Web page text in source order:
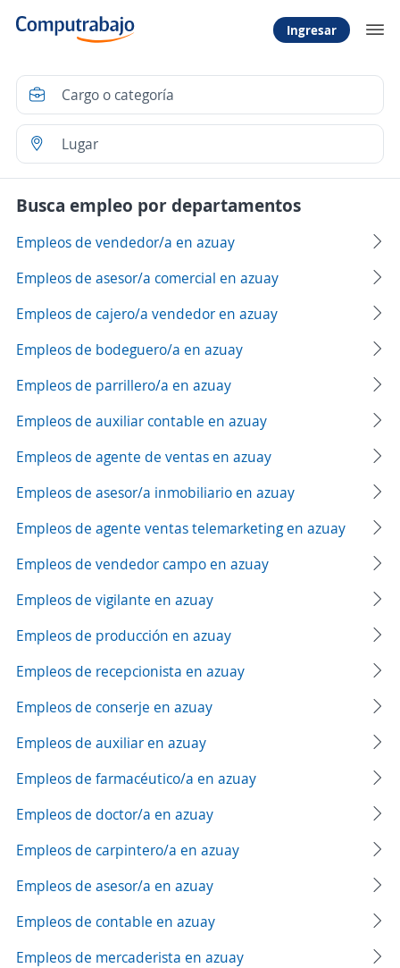
Ingresar
Busca empleo por departamentos
Empleos de vendedor/a en azuay
Empleos de asesor/a comercial en azuay
Empleos de cajero/a vendedor en azuay
Empleos de bodeguero/a en azuay
Empleos de parrillero/a en azuay
Empleos de auxiliar contable en azuay
Empleos de agente de ventas en azuay
Empleos de asesor/a inmobiliario en azuay
Empleos de agente ventas telemarketing en azuay
Empleos de vendedor campo en azuay
Empleos de vigilante en azuay
Empleos de producción en azuay
Empleos de recepcionista en azuay
Empleos de conserje en azuay
Empleos de auxiliar en azuay
Empleos de farmacéutico/a en azuay
Empleos de doctor/a en azuay
Empleos de carpintero/a en azuay
Empleos de asesor/a en azuay
Empleos de contable en azuay
Empleos de mercaderista en azuay